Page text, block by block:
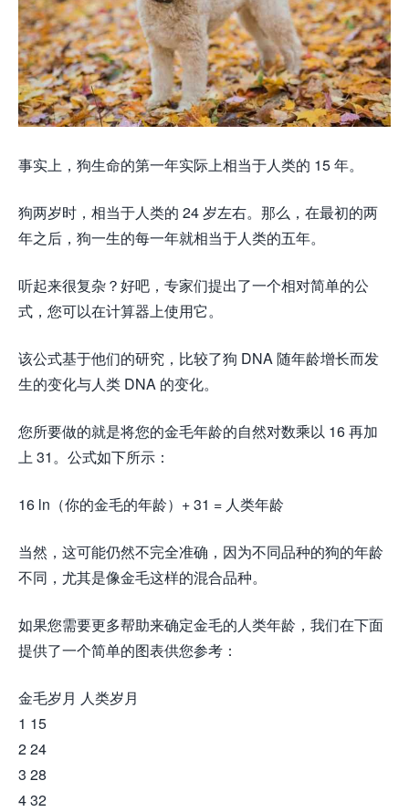
事实上，狗生命的第一年实际上相当于人类的 15 年。
狗两岁时，相当于人类的 24 岁左右。那么，在最初的两
年之后，狗一生的每一年就相当于人类的五年。
听起来很复杂？好吧，专家们提出了一个相对简单的公
式，您可以在计算器上使用它。
该公式基于他们的研究，比较了狗 DNA 随年龄增长而发
生的变化与人类 DNA 的变化。
您所要做的就是将您的金毛年龄的自然对数乘以 16 再加
上 31。公式如下所示：
16 ln（你的金毛的年龄）+ 31 = 人类年龄
当然，这可能仍然不完全准确，因为不同品种的狗的年龄
不同，尤其是像金毛这样的混合品种。
如果您需要更多帮助来确定金毛的人类年龄，我们在下面
提供了一个简单的图表供您参考：
金毛岁月 人类岁月
1 15
2 24
3 28
4 32